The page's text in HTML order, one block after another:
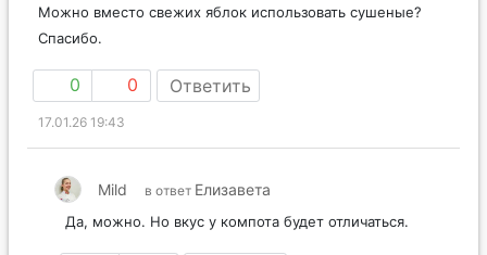
Можно вместо свежих яблок использовать сушеные?
Спасибо.
0 0 Ответить
17.01.26 19:43
Mild в ответ Елизавета
Да, можно. Но вкус у компота будет отличаться.